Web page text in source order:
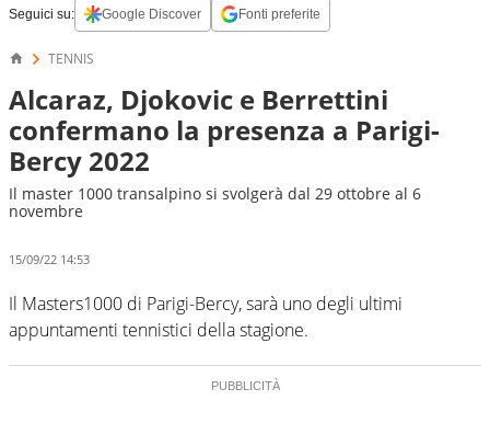
Seguici su: Google Discover Fonti preferite
TENNIS
Alcaraz, Djokovic e Berrettini
confermano la presenza a Parigi-
Bercy 2022
Il master 1000 transalpino si svolgerà dal 29 ottobre al 6
novembre
15/09/22 14:53
Il Masters1000 di Parigi-Bercy, sarà uno degli ultimi
appuntamenti tennistici della stagione.